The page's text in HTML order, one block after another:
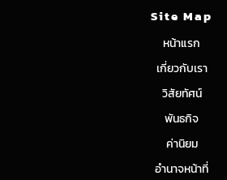
Site Map
หน้าแรก
เกี่ยวกับเรา
วิสัยทัศน์
พันธกิจ
ค่านิยม
อำนาจหน้าที่